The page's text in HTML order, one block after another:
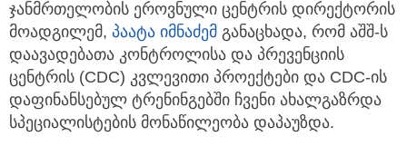
ჯანმრთელობის ეროვნული ცენტრის დირექტორის
მოადგილემ, პაატა იმნაძემ განაცხადა, რომ აშშ-ს
დაავადებათა კონტროლისა და პრევენციის
ცენტრის (CDC) კვლევითი პროექტები და CDC-ის
დაფინანსებულ ტრენინგებში ჩვენი ახალგაზრდა
სპეციალისტების მონაწილეობა დაპაუზდა.